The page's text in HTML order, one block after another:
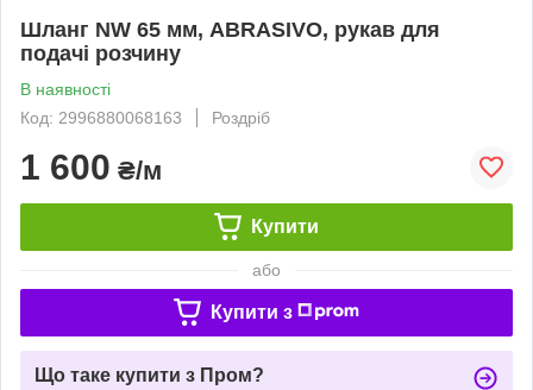
Шланг NW 65 мм, ABRASIVO, рукав для
подачі розчину
В наявності
Код: 2996880068163
Роздріб
1 600 ₴/м
Купити
або
Купити з
Що таке купити з Пром?